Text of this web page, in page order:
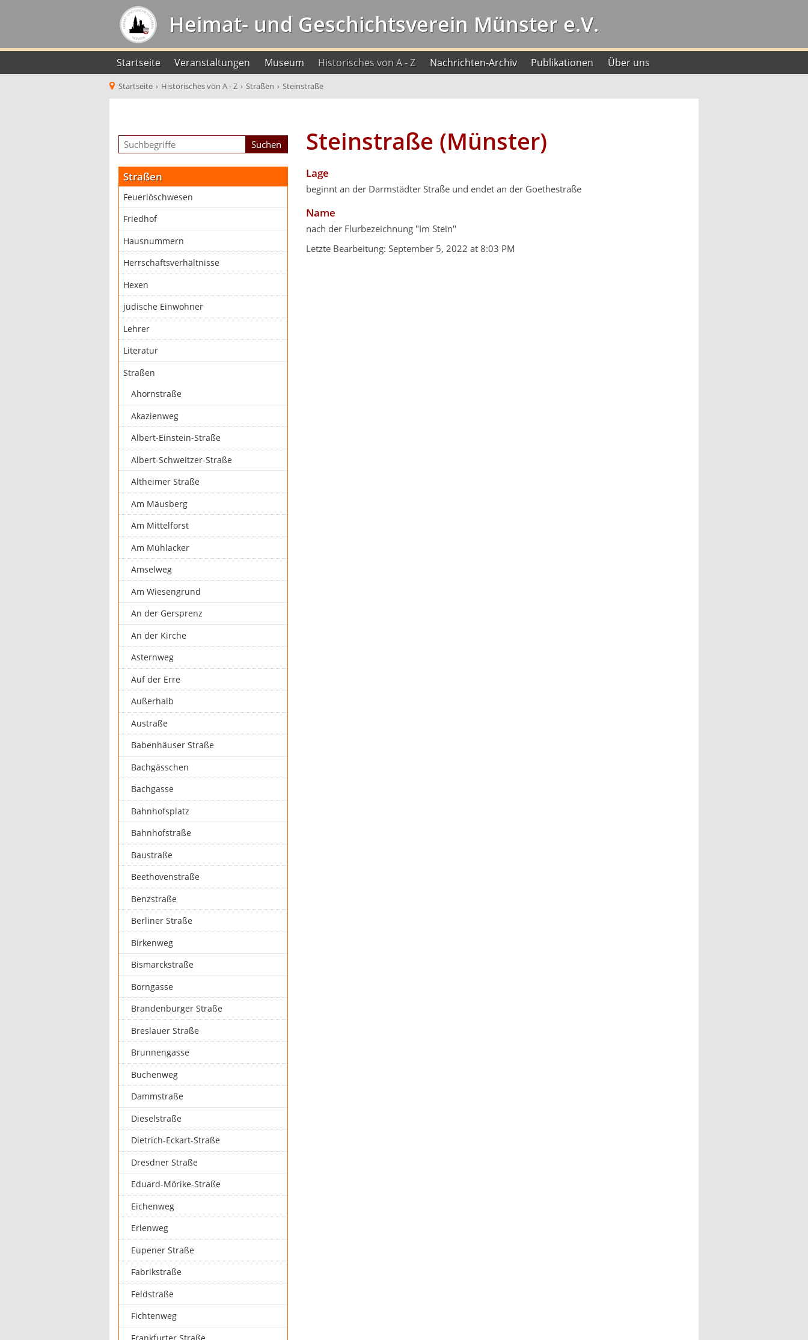
Heimat- und Geschichtsverein Münster e.V.
Startseite Veranstaltungen Museum Historisches von A - Z Nachrichten-Archiv Publikationen Über uns
Startseite › Historisches von A - Z › Straßen › Steinstraße
Straßen
Feuerlöschwesen
Friedhof
Hausnummern
Herrschaftsverhältnisse
Hexen
jüdische Einwohner
Lehrer
Literatur
Straßen
Ahornstraße
Akazienweg
Albert-Einstein-Straße
Albert-Schweitzer-Straße
Altheimer Straße
Am Mäusberg
Am Mittelforst
Am Mühlacker
Amselweg
Am Wiesengrund
An der Gersprenz
An der Kirche
Asternweg
Auf der Erre
Außerhalb
Austraße
Babenhäuser Straße
Bachgässchen
Bachgasse
Bahnhofsplatz
Bahnhofstraße
Baustraße
Beethovenstraße
Benzstraße
Berliner Straße
Birkenweg
Bismarckstraße
Borngasse
Brandenburger Straße
Breslauer Straße
Brunnengasse
Buchenweg
Dammstraße
Dieselstraße
Dietrich-Eckart-Straße
Dresdner Straße
Eduard-Mörike-Straße
Eichenweg
Erlenweg
Eupener Straße
Fabrikstraße
Feldstraße
Fichtenweg
Steinstraße (Münster)
Lage
beginnt an der Darmstädter Straße und endet an der Goethestraße
Name
nach der Flurbezeichnung "Im Stein"
Letzte Bearbeitung: September 5, 2022 at 8:03 PM